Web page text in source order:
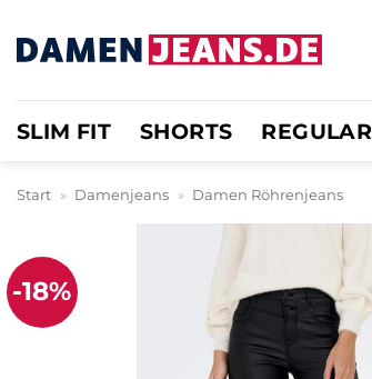
Inhalt
SLIM FIT SHORTS REGULAR
Start » Damenjeans » Damen Röhrenjeans
-18%